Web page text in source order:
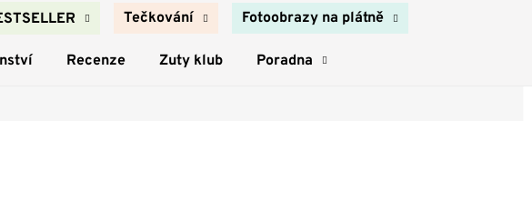
Tečkování Fotoobrazy na plátně
Recenze Zuty klub Poradna